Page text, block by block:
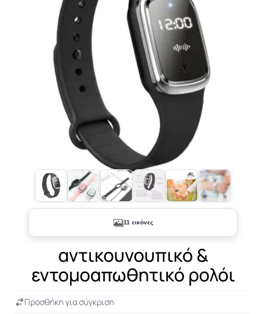
+6
11 εικόνες
αντικουνουπικό &
εντομοαπωθητικό ρολόι
Προσθήκη για σύγκριση